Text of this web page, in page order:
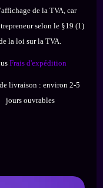
initial
était :
15,90 €.
actuel
est :
de la TVA, car
selon le §19 (1)
la loi sur la TVA.
Frais d'expédition
livraison : environ 2-5
jours ouvrables